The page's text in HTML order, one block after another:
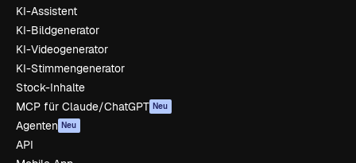
KI-Assistent
KI-Bildgenerator
KI-Videogenerator
KI-Stimmengenerator
Stock-Inhalte
MCP für Claude/ChatGPT Neu
Agenten Neu
API